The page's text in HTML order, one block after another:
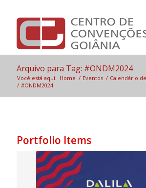
Arquivo para Tag: #ONDM2024
Você está aqui: Home / Eventos / Calendário
/ #ONDM2024
Portfolio Items